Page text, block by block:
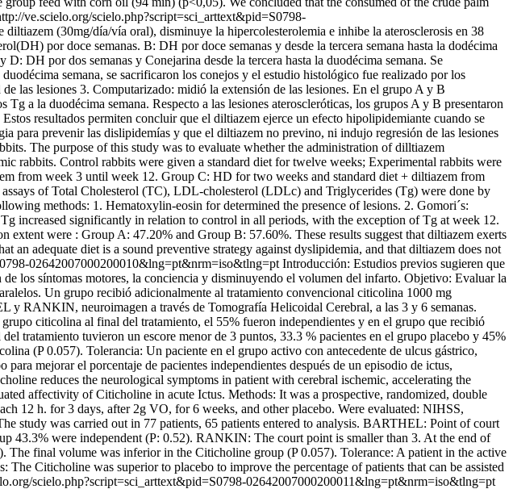
ve.scielo.org/scielo.php?script=sci_arttext&pid=S0798-
(30mg/día/vía oral), disminuye la hipercolesterolemia e inhibe la aterosclerosis en 38
por doce semanas. B: DH por doce semanas y desde la tercera semana hasta la dodécima
DH por dos semanas y Conejarina desde la tercera hasta la duodécima semana. Se
semana, se sacrificaron los conejos y el estudio histológico fue realizado por los
las lesiones 3. Computarizado: midió la extensión de las lesiones. En el grupo A y B
a la duodécima semana. Respecto a las lesiones ateroscleróticas, los grupos A y B presentaron
resultados permiten concluir que el diltiazem ejerce un efecto hipolipidemiante cuando se
para prevenir las dislipidemías y que el diltiazem no previno, ni indujo regresión de las lesiones
The purpose of this study was to evaluate whether the administration of dilltiazem
rabbits. Control rabbits were given a standard diet for twelve weeks; Experimental rabbits were
from week 3 until week 12. Group C: HD for two weeks and standard diet + diltiazem from
of Total Cholesterol (TC), LDL-cholesterol (LDLc) and Triglycerides (Tg) were done by
methods: 1. Hematoxylin-eosin for determined the presence of lesions. 2. Gomori´s:
increased significantly in relation to control in all periods, with the exception of Tg at week 12.
were : Group A: 47.20% and Group B: 57.60%. These results suggest that diltiazem exerts
adequate diet is a sound preventive strategy against dyslipidemia, and that diltiazem does not
02642007000200010&lng=pt&nrm=iso&tlng=pt Introducción: Estudios previos sugieren que
los síntomas motores, la conciencia y disminuyendo el volumen del infarto. Objetivo: Evaluar la
Un grupo recibió adicionalmente al tratamiento convencional citicolina 1000 mg
RANKIN, neuroimagen a través de Tomografía Helicoidal Cerebral, a las 3 y 6 semanas.
citicolina al final del tratamiento, el 55% fueron independientes y en el grupo que recibió
tratamiento tuvieron un escore menor de 3 puntos, 33.3 % pacientes en el grupo placebo y 45%
(P 0.057). Tolerancia: Un paciente en el grupo activo con antecedente de ulcus gástrico,
mejorar el porcentaje de pacientes independientes después de un episodio de ictus,
reduces the neurological symptoms in patient with cerebral ischemic, accelerating the
affectivity of Citicholine in acute Ictus. Methods: It was a prospective, randomized, double
12 h. for 3 days, after 2g VO, for 6 weeks, and other placebo. Were evaluated: NIHSS,
study was carried out in 77 patients, 65 patients entered to analysis. BARTHEL: Point of court
43.3% were independent (P: 0.52). RANKIN: The court point is smaller than 3. At the end of
The final volume was inferior in the Citicholine group (P 0.057). Tolerance: A patient in the active
Citicholine was superior to placebo to improve the percentage of patients that can be assisted
scielo.php?script=sci_arttext&pid=S0798-02642007000200011&lng=pt&nrm=iso&tlng=pt